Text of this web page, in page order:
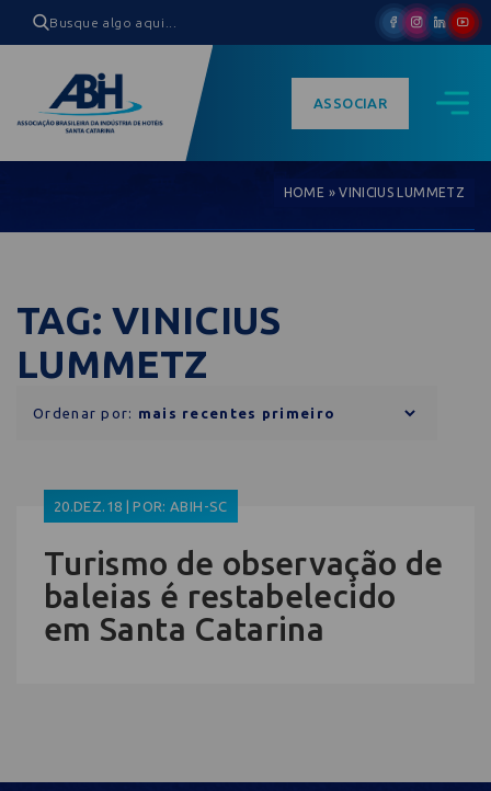
ASSOCIAR
HOME »VINICIUS LUMMETZ
TAG: VINICIUS
LUMMETZ
Ordenar por:
20.DEZ.18 | POR: ABIH-SC
Turismo de observação de
baleias é restabelecido
em Santa Catarina